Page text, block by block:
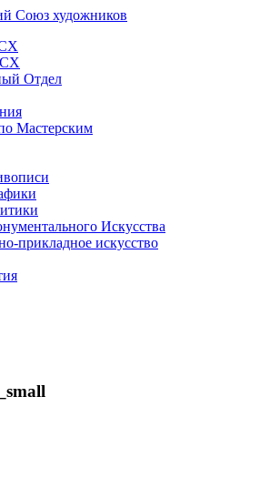
Отдел
Мастерским
Искусства
прикладное искусство